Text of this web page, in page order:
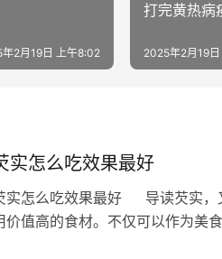
2月19日 上午8:02
打完黄热病
2025年2月19
实怎么吃效果最好
实怎么吃效果最好 导读芡实，
价值高的食材。不仅可以作为美